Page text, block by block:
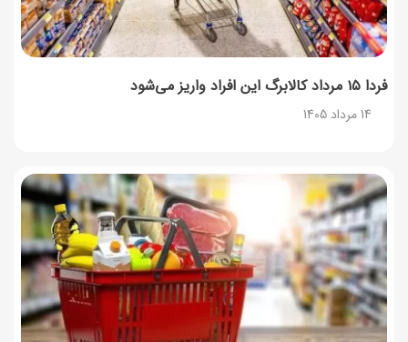
فردا ۱۵ مرداد کالابرگ این افراد واریز می‌شود
14 مرداد 1405